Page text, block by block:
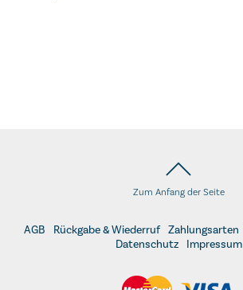
Zum Anfang der Seite
AGB Rückgabe & Wiederruf Zahlungsarten
Datenschutz
Impressum